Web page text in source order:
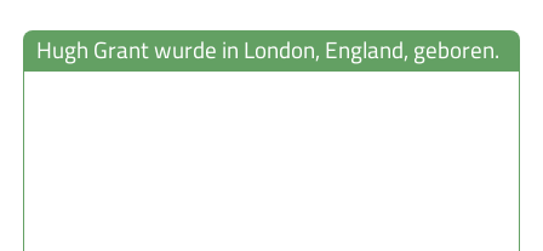
Hugh Grant wurde in London, England, geboren.